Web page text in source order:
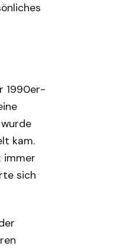
1990er-
kam.
immer
sich